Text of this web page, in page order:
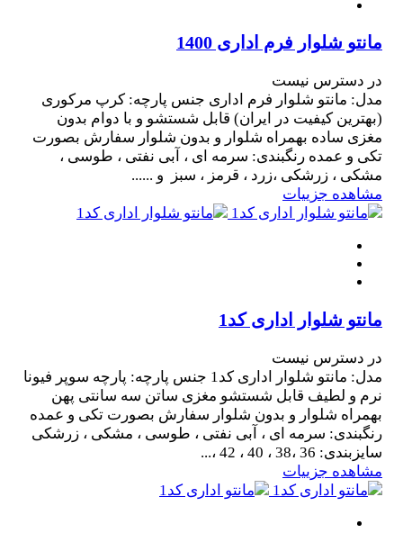
مانتو شلوار فرم اداری 1400
در دسترس نیست
مدل: مانتو شلوار فرم اداری جنس پارچه: کرپ مرکوری
(بهترین کیفیت در ایران) قابل شستشو و با دوام بدون
مغزی ساده بهمراه شلوار و بدون شلوار سفارش بصورت
تکی و عمده رنگبندی: سرمه ای ، آبی نفتی ، طوسی ،
مشکی ، زرشکی ،زرد ، قرمز ، سبز و ......
مشاهده جزییات
مانتو شلوار اداری کد1
در دسترس نیست
مدل: مانتو شلوار اداری کد1 جنس پارچه: پارچه سوپر فیونا
نرم و لطیف قابل شستشو مغزی ساتن سه سانتی پهن
بهمراه شلوار و بدون شلوار سفارش بصورت تکی و عمده
رنگبندی: سرمه ای ، آبی نفتی ، طوسی ، مشکی ، زرشکی
سایزبندی: 36 ،38 ، 40 ، 42 ،...
مشاهده جزییات